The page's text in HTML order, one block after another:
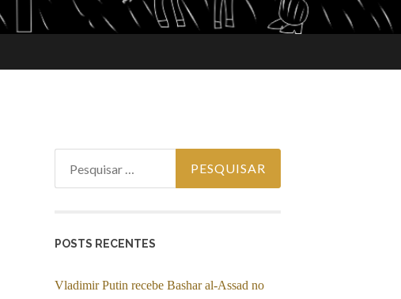
POSTS RECENTES
Vladimir Putin recebe Bashar al-Assad no